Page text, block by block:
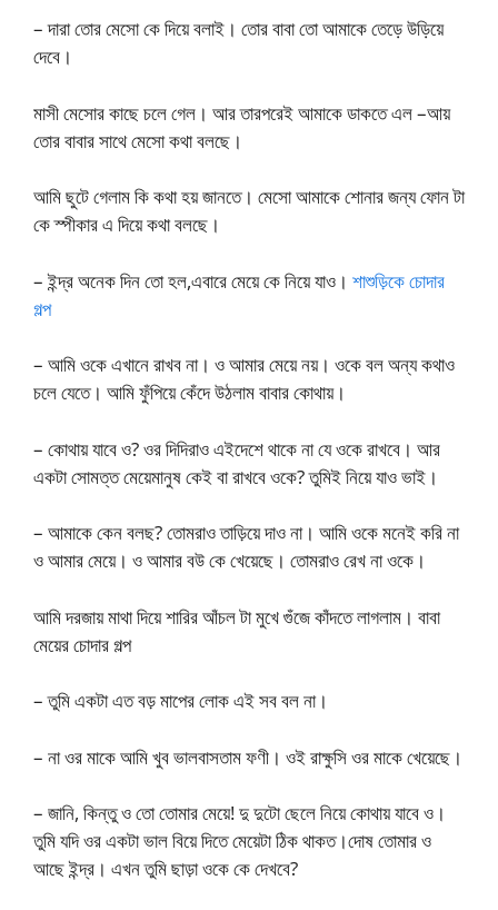
– দারা তোর মেসো কে দিয়ে বলাই। তোর বাবা তো আমাকে তেড়ে উড়িয়ে
দেবে।
মাসী মেসোর কাছে চলে গেল। আর তারপরেই আমাকে ডাকতে এল –আয়
তোর বাবার সাথে মেসো কথা বলছে।
আমি ছুটে গেলাম কি কথা হয় জানতে। মেসো আমাকে শোনার জন্য ফোন টা
কে স্পীকার এ দিয়ে কথা বলছে।
– ইন্দ্র অনেক দিন তো হল,এবারে মেয়ে কে নিয়ে যাও। শাশুড়িকে চোদার
গল্প
– আমি ওকে এখানে রাখব না। ও আমার মেয়ে নয়। ওকে বল অন্য কথাও
চলে যেতে। আমি ফুঁপিয়ে কেঁদে উঠলাম বাবার কোথায়।
– কোথায় যাবে ও? ওর দিদিরাও এইদেশে থাকে না যে ওকে রাখবে। আর
একটা সোমত্ত মেয়েমানুষ কেই বা রাখবে ওকে? তুমিই নিয়ে যাও ভাই।
– আমাকে কেন বলছ? তোমরাও তাড়িয়ে দাও না। আমি ওকে মনেই করি না
ও আমার মেয়ে। ও আমার বউ কে খেয়েছে। তোমরাও রেখ না ওকে।
আমি দরজায় মাথা দিয়ে শারির আঁচল টা মুখে গুঁজে কাঁদতে লাগলাম। বাবা
মেয়ের চোদার গল্প
– তুমি একটা এত বড় মাপের লোক এই সব বল না।
– না ওর মাকে আমি খুব ভালবাসতাম ফণী। ওই রাক্ষুসি ওর মাকে খেয়েছে।
– জানি, কিন্তু ও তো তোমার মেয়ে! দু দুটো ছেলে নিয়ে কোথায় যাবে ও।
তুমি যদি ওর একটা ভাল বিয়ে দিতে মেয়েটা ঠিক থাকত।দোষ তোমার ও
আছে ইন্দ্র। এখন তুমি ছাড়া ওকে কে দেখবে?